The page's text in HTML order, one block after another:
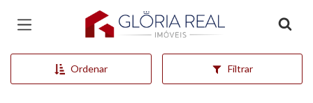
Página inicial
Ordenar Filtrar